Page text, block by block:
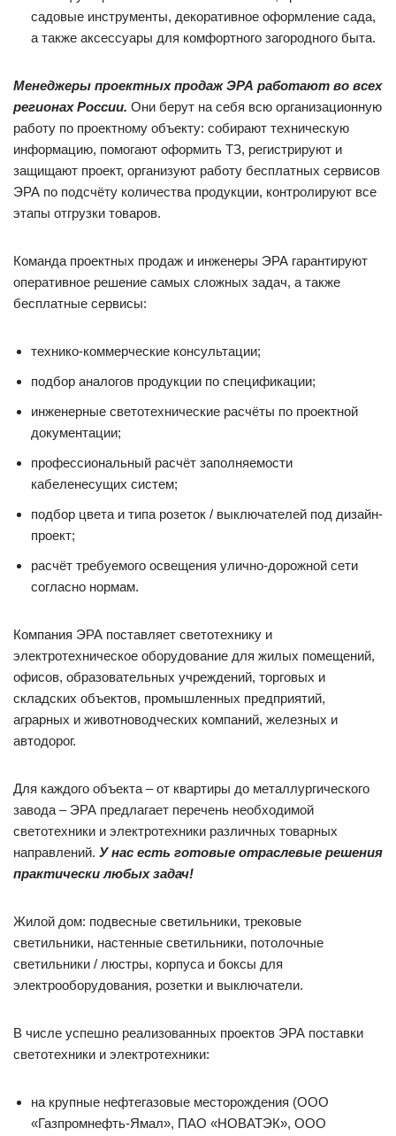
садовые инструменты, декоративное оформление сада,
а также аксессуары для комфортного загородного быта.
Менеджеры проектных продаж ЭРА работают во всех
регионах России. Они берут на себя всю организационную
работу по проектному объекту: собирают техническую
информацию, помогают оформить ТЗ, регистрируют и
защищают проект, организуют работу бесплатных сервисов
ЭРА по подсчёту количества продукции, контролируют все
этапы отгрузки товаров.
Команда проектных продаж и инженеры ЭРА гарантируют
оперативное решение самых сложных задач, а также
бесплатные сервисы:
технико-коммерческие консультации;
подбор аналогов продукции по спецификации;
инженерные светотехнические расчёты по проектной
документации;
профессиональный расчёт заполняемости
кабеленесущих систем;
подбор цвета и типа розеток / выключателей под дизайн-
проект;
расчёт требуемого освещения улично-дорожной сети
согласно нормам.
Компания ЭРА поставляет светотехнику и
электротехническое оборудование для жилых помещений,
офисов, образовательных учреждений, торговых и
складских объектов, промышленных предприятий,
аграрных и животноводческих компаний, железных и
автодорог.
Для каждого объекта – от квартиры до металлургического
завода – ЭРА предлагает перечень необходимой
светотехники и электротехники различных товарных
направлений. У нас есть готовые отраслевые решения
практически любых задач!
Жилой дом: подвесные светильники, трековые
светильники, настенные светильники, потолочные
светильники / люстры, корпуса и боксы для
электрооборудования, розетки и выключатели.
В числе успешно реализованных проектов ЭРА поставки
светотехники и электротехники:
на крупные нефтегазовые месторождения (ООО
«Газпромнефть-Ямал», ПАО «НОВАТЭК», ООО